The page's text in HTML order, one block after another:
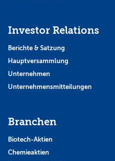
Investor Relations
Berichte & Satzung
Hauptversammlung
Unternehmen
Unternehmensmitteilungen
Branchen
Biotech-Aktien
Chemieaktien